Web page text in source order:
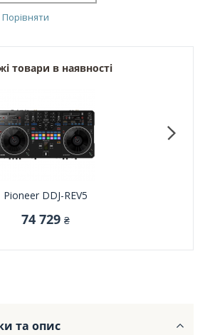
Порівняти
товари в наявності
Pioneer DDJ-REV5
74 729 ₴
та опис